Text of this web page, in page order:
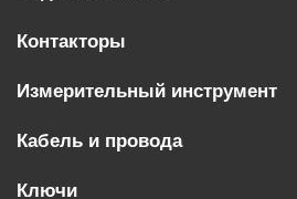
Контакторы
Измерительный инструмент
Кабель и провода
Ключи